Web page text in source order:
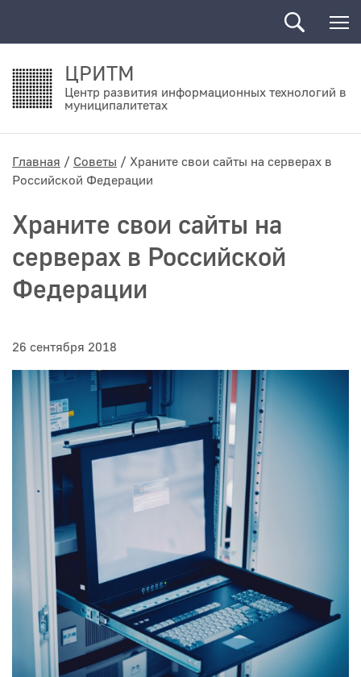
ЦРИТМ
Центр развития информационных технологий в
муниципалитетах
Главная Советы
Храните свои сайты на серверах в
Российской Федерации
Храните свои сайты на
серверах в Российской
Федерации
26 сентября 2018